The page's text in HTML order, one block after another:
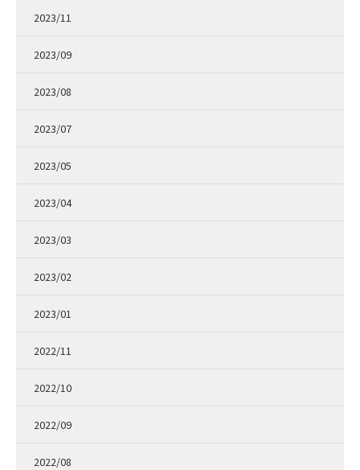
2023/11
2023/09
2023/08
2023/07
2023/05
2023/04
2023/03
2023/02
2023/01
2022/11
2022/10
2022/09
2022/08